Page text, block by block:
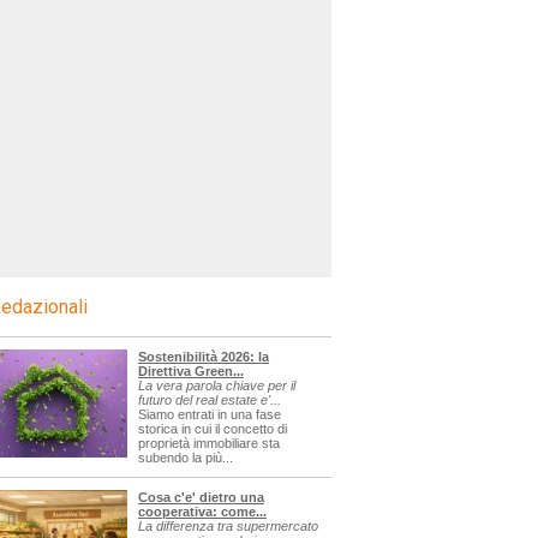
Sostenibilità 2026: la
Direttiva Green...
La vera parola chiave per il
futuro del real estate e'...
Siamo entrati in una fase
storica in cui il concetto di
proprietà immobiliare sta
subendo la più...
Cosa c'e' dietro una
cooperativa: come...
La differenza tra supermercato